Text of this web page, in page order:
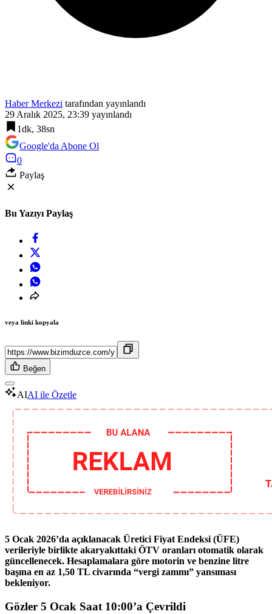
Haber Merkezi tarafından yayınlandı
29 Aralık 2025, 23:39 yayınlandı
1dk, 38sn
Google'da Abone Ol
0
Paylaş
Bu Yazıyı Paylaş
veya linki kopyala
Beğen
AIAI ile Özetle
5 Ocak 2026’da açıklanacak Üretici Fiyat Endeksi (ÜFE)
verileriyle birlikte akaryakıttaki ÖTV oranları otomatik olarak
güncellenecek. Hesaplamalara göre motorin ve benzine litre
başına en az 1,50 TL civarında “vergi zammı” yansıması
bekleniyor.
Gözler 5 Ocak Saat 10:00’a Çevrildi